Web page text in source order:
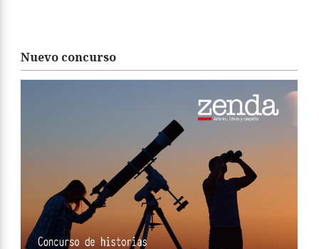
Nuevo concurso